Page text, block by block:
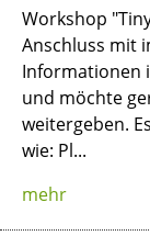
Workshop
Anschluss mit
Informationen
und möchte
weitergeben.
wie: Pl...
mehr